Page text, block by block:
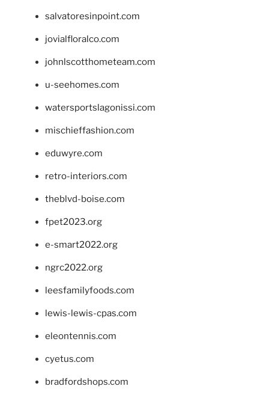
salvatoresinpoint.com
jovialfloralco.com
johnlscotthometeam.com
u-seehomes.com
watersportslagonissi.com
mischieffashion.com
eduwyre.com
retro-interiors.com
theblvd-boise.com
fpet2023.org
e-smart2022.org
ngrc2022.org
leesfamilyfoods.com
lewis-lewis-cpas.com
eleontennis.com
cyetus.com
bradfordshops.com